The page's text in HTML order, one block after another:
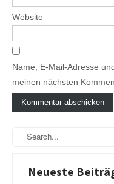
Website
Name, E-Mail-Adresse
meinen nächsten
Neueste